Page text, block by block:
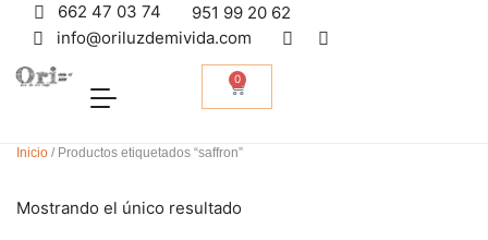
662 47 03 74
951 99 20 62
info@oriluzdemivida.com
0
Inicio / Productos etiquetados “saffron”
Mostrando el único resultado